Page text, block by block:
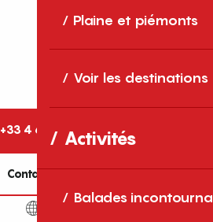
Plaine et piémonts
Voir les destinations
Activités
Balades
+33 4 68 05 57 ▒▒
Contactez-nous